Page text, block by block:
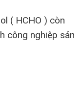
( HCHO ) còn
công nghiệp sản